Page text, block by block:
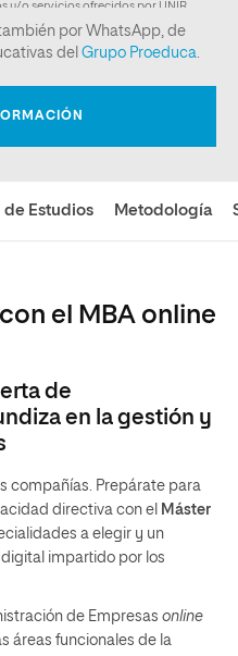
de Estudios Metodología
el MBA online
de
en la gestión y
compañías. Prepárate para
directiva con el Máster
a elegir y un
impartido por los
de Empresas online
áreas funcionales de la